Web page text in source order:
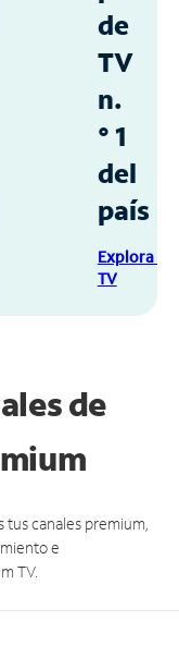
de
TV
n.
° 1
del
país
Explora
TV
de
canales premium,
e
TV.